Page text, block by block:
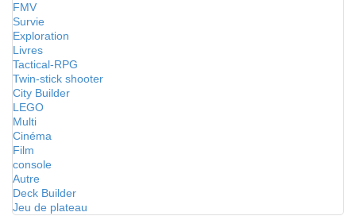
FMV
Survie
Exploration
Livres
Tactical-RPG
Twin-stick shooter
City Builder
LEGO
Multi
Cinéma
Film
console
Autre
Deck Builder
Jeu de plateau